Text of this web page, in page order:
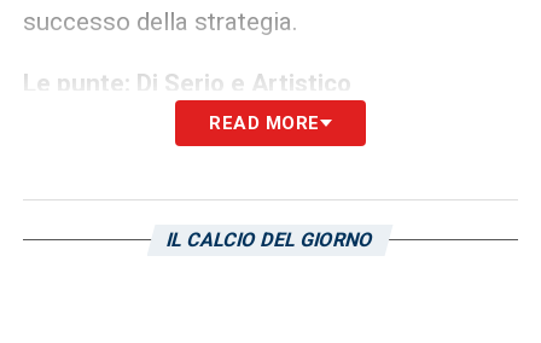
successo della strategia.
Le punte: Di Serio e Artistico
Per quanto riguarda il reparto offensivo,
giocatori sono pronti a guidare l’assalto
READ MORE
IL CALCIO DEL GIORNO